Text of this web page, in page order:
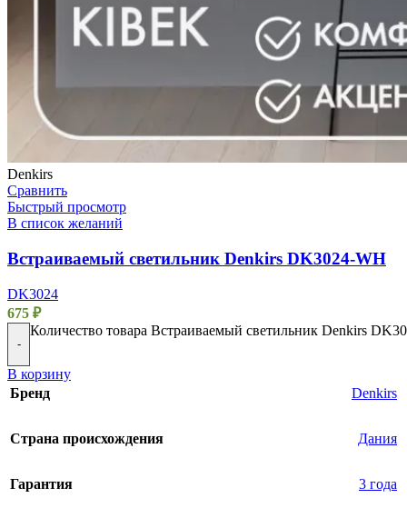
Denkirs
Сравнить
Быстрый просмотр
В список желаний
Встраиваемый светильник Denkirs DK3024-WH
DK3024
675 ₽
-
Количество товара Встраиваемый светильник Denkirs
В корзину
Бренд
Denkirs
Страна происхождения Дания
Гарантия 3 года